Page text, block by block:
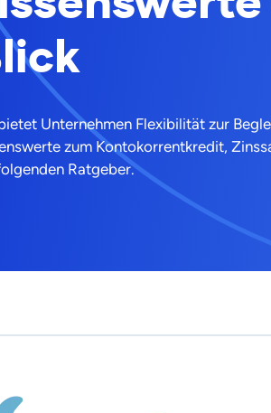
Unternehmen Flexibilität zur
zum Kontokorrentkredit,
Ratgeber.